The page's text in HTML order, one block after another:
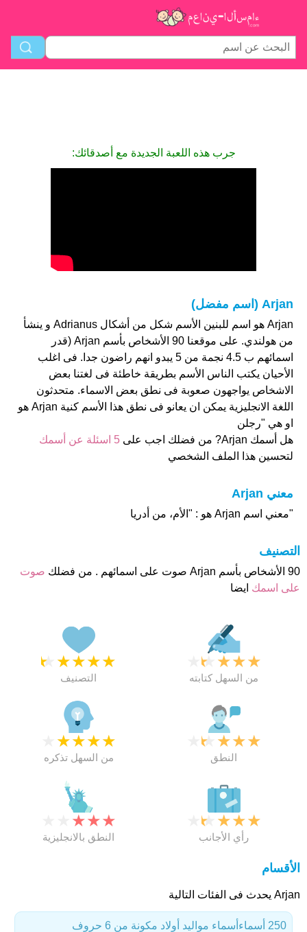
جرب هذه اللعبة الجديدة مع أصدقائك:
Arjan (اسم مفضل)
Arjan هو اسم للبنين الأسم شكل من أشكال Adrianus و ينشأ
من هولندي. على موقعنا 90 الأشخاص بأسم Arjan (قدر
اسمائهم ب 4.5 نجمة من 5 يبدو انهم راضون جدا. فى اغلب
الأحيان يكتب الناس الأسم بطريقة خاطئة فى لغتنا بعض
الاشخاص يواجهون صعوبة فى نطق بعض الاسماء. متحدثون
اللغة الانجليزية يمكن ان يعانو فى نطق هذا الأسم كنية Arjan هو
او هي "رجلن
هل أسمك Arjan? من فضلك اجب على
5 اسئلة عن أسمك
لتحسين هذا الملف الشخصي
معني Arjan
"معني اسم Arjan هو : "الأم، من أدريا
التصنيف
90 الأشخاص بأسم Arjan صوت على اسمائهم . من فضلك
صوت
على اسمك ايضا
★
★
★
★
★
التصنيف
★
★
★
★
من السهل كتابته
★
★
★
★
من السهل تذكره
★
★
★
★
النطق
★
★
★
النطق بالانجليزية
★
★
★
★
رأي الأجانب
الأقسام
Arjan يحدث فى الفئات التالية
أسماء مواليد أولاد مكونة من 6 حروف 250 أسماء